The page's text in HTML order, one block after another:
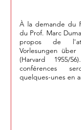
À la demande du
du Prof. Marc
propos de
Vorlesungen
(Harvard 1955/
conférences
quelques-unes en